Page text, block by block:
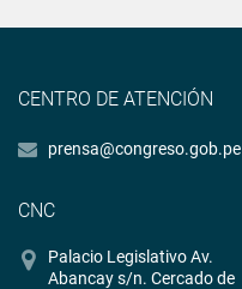
CENTRO DE ATENCIÓN
prensa@congreso.gob.pe
CNC
Palacio Legislativo Av.
Abancay s/n. Cercado de